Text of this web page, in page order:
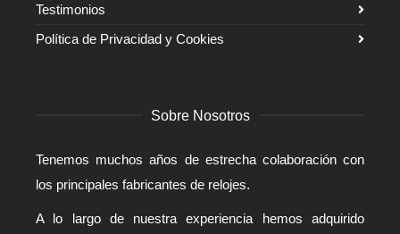
Testimonios
Política de Privacidad y Cookies
Sobre Nosotros
Tenemos muchos años de estrecha colaboración con
los principales fabricantes de relojes.
A lo largo de nuestra experiencia hemos adquirido